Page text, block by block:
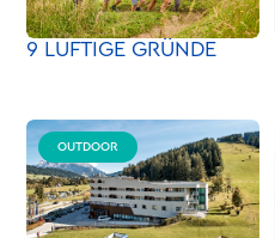
9 LUFTIGE GRÜNDE
OUTDOOR